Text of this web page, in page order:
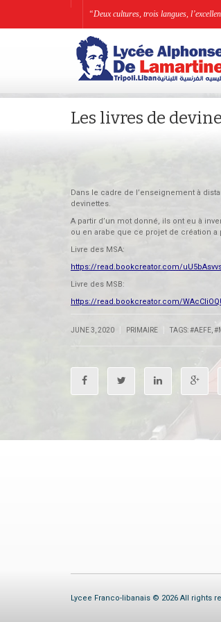
“Deux cultures, trois langues,
Les livres de
Dans le cadre de l’enseignement à
devinettes.
A partir d’un mot donné, ils ont eu à
ou en arabe que ce projet de création a
Livre des MSA:
https://read.bookcreator.com/
Livre des MSB:
https://read.bookcreator.com/
JUNE 3, 2020 PRIMAIRE TAGS:#AEFE
Lycee Franco-libanais © 2026 All rights